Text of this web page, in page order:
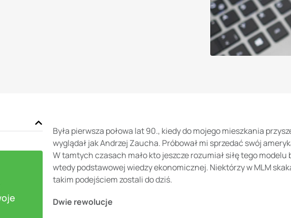
Była pierwsza połowa lat 90., kiedy do mojego mieszkania
wyglądał jak Andrzej Zaucha. Próbował mi sprzedać swój
W tamtych czasach mało kto jeszcze rozumiał siłę tego
wtedy podstawowej wiedzy ekonomicznej. Niektórzy w MLM
takim podejściem zostali do dziś.
Dwie rewolucje